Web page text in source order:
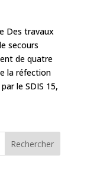
Des travaux
secours
de quatre
la réfection
le SDIS 15,
Rechercher